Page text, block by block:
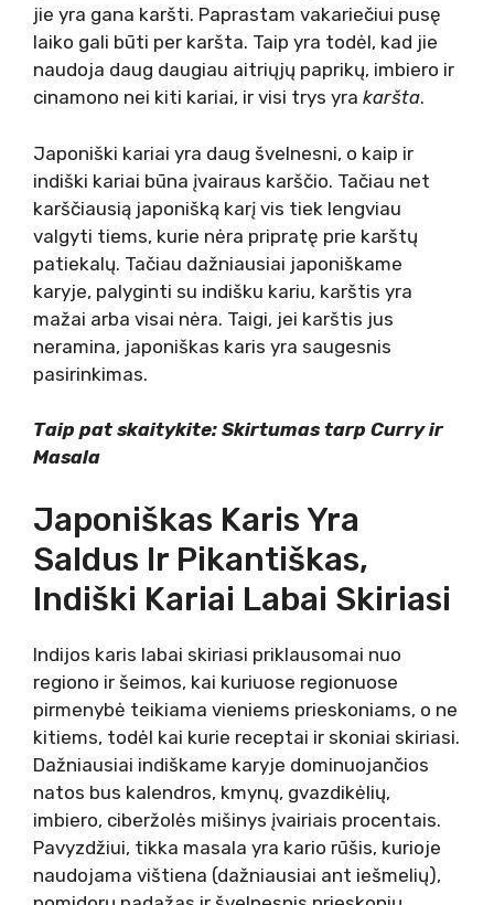
jie yra gana karšti. Paprastam vakariečiui pusę
laiko gali būti per karšta. Taip yra todėl, kad jie
naudoja daug daugiau aitriųjų paprikų, imbiero ir
cinamono nei kiti kariai, ir visi trys yra karšta.
Japoniški kariai yra daug švelnesni, o kaip ir
indiški kariai būna įvairaus karščio. Tačiau net
karščiausią japonišką karį vis tiek lengviau
valgyti tiems, kurie nėra pripratę prie karštų
patiekalų. Tačiau dažniausiai japoniškame
karyje, palyginti su indišku kariu, karštis yra
mažai arba visai nėra. Taigi, jei karštis jus
neramina, japoniškas karis yra saugesnis
pasirinkimas.
Taip pat skaitykite: Skirtumas tarp Curry ir
Masala
Japoniškas Karis Yra
Saldus Ir Pikantiškas,
Indiški Kariai Labai Skiriasi
Indijos karis labai skiriasi priklausomai nuo
regiono ir šeimos, kai kuriuose regionuose
pirmenybė teikiama vieniems prieskoniams, o ne
kitiems, todėl kai kurie receptai ir skoniai skiriasi.
Dažniausiai indiškame karyje dominuojančios
natos bus kalendros, kmynų, gvazdikėlių,
imbiero, ciberžolės mišinys įvairiais procentais.
Pavyzdžiui, tikka masala yra kario rūšis, kurioje
naudojama vištiena (dažniausiai ant iešmelių),